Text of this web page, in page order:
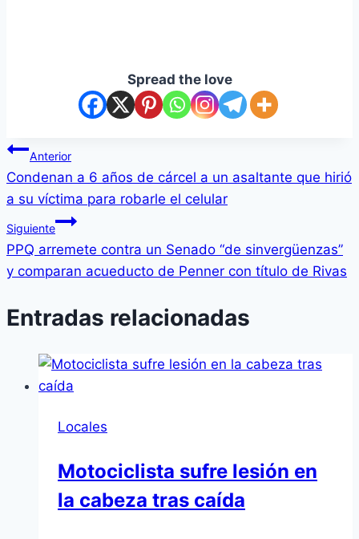
Spread the love
Anterior
Condenan a 6 años de cárcel a un asaltante que hirió
a su víctima para robarle el celular
Siguiente
PPQ arremete contra un Senado “de sinvergüenzas”
y comparan acueducto de Penner con título de Rivas
Entradas relacionadas
Locales
Motociclista sufre lesión en
la cabeza tras caída